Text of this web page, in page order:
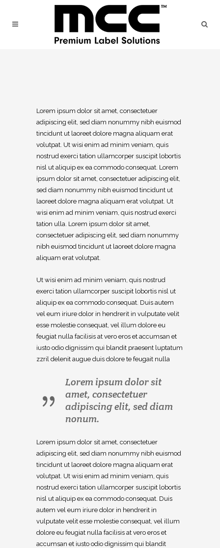
Lorem ipsum dolor sit amet, consectetuer
adipiscing elit, sed diam nonummy nibh euismod
tincidunt ut laoreet dolore magna aliquam erat
volutpat. Ut wisi enim ad minim veniam, quis
nostrud exerci tation ullamcorper suscipit lobortis
nisl ut aliquip ex ea commodo consequat. Lorem
ipsum dolor sit amet, consectetuer adipiscing elit,
sed diam nonummy nibh euismod tincidunt ut
laoreet dolore magna aliquam erat volutpat. Ut
wisi enim ad minim veniam, quis nostrud exerci
tation ulla. Lorem ipsum dolor sit amet,
consectetuer adipiscing elit, sed diam nonummy
nibh euismod tincidunt ut laoreet dolore magna
aliquam erat volutpat.
Ut wisi enim ad minim veniam, quis nostrud
exerci tation ullamcorper suscipit lobortis nisl ut
aliquip ex ea commodo consequat. Duis autem
vel eum iriure dolor in hendrerit in vulputate velit
esse molestie consequat, vel illum dolore eu
feugiat nulla facilisis at vero eros et accumsan et
iusto odio dignissim qui blandit praesent luptatum
zzril delenit augue duis dolore te feugait nulla
Lorem ipsum dolor sit
amet, consectetuer
adipiscing elit, sed diam
nonum.
Lorem ipsum dolor sit amet, consectetuer
adipiscing elit, sed diam nonummy nibh euismod
tincidunt ut laoreet dolore magna aliquam erat
volutpat. Ut wisi enim ad minim veniam, quis
nostrud exerci tation ullamcorper suscipit lobortis
nisl ut aliquip ex ea commodo consequat. Duis
autem vel eum iriure dolor in hendrerit in
vulputate velit esse molestie consequat, vel illum
dolore eu feugiat nulla facilisis at vero eros et
accumsan et iusto odio dignissim qui blandit